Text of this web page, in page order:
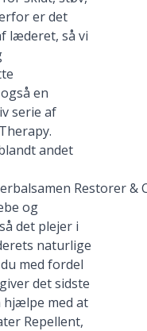
er det
læderet, så vi
en
serie af
andet
Restorer &
og
det plejer i
naturlige
med fordel
det sidste
hjælpe med at
Repellent,